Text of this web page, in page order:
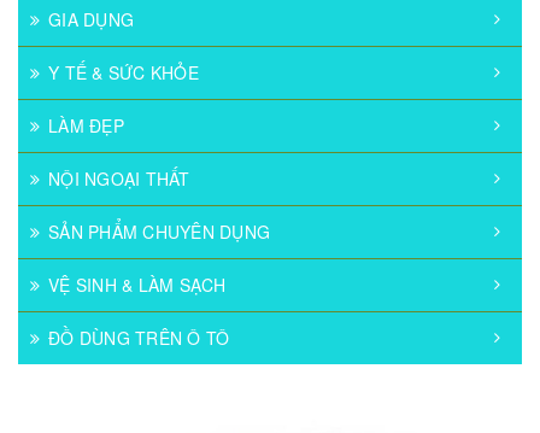
GIA DỤNG
Y TẾ & SỨC KHỎE
LÀM ĐẸP
NỘI NGOẠI THẤT
SẢN PHẨM CHUYÊN DỤNG
VỆ SINH & LÀM SẠCH
ĐỒ DÙNG TRÊN Ô TÔ